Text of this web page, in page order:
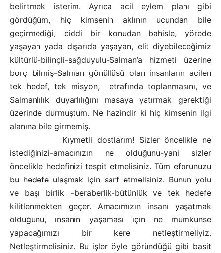
belirtmek isterim. Ayrıca acil eylem planı gibi
gördüğüm, hiç kimsenin aklının ucundan bile
geçirmediği, ciddi bir konudan bahisle, yörede
yaşayan yada dışarıda yaşayan, elit diyebileceğimiz
kültürlü-bilinçli-sağduyulu-Salman’a hizmeti üzerine
borç bilmiş-Salman gönüllüsü olan insanların acilen
tek hedef, tek misyon,
etrafında toplanmasını, ve
Salmanlılık duyarlılığını masaya yatırmak gerektiği
üzerinde durmuştum. Ne hazindir ki hiç kimsenin ilgi
alanına bile girmemiş.
Kıymetli dostlarım! Sizler öncelikle ne
istediğinizi-amacınızın ne olduğunu-yani sizler
öncelikle hedefinizi tespit etmelisiniz. Tüm eforunuzu
bu hedefe ulaşmak için sarf etmelisiniz. Bunun yolu
ve başı birlik –beraberlik-bütünlük ve tek hedefe
kilitlenmekten geçer. Amacımızın insanı yaşatmak
olduğunu, insanın yaşaması için ne mümkünse
yapacağımızı bir kere netleştirmeliyiz.
Netleştirmelisiniz. Bu işler öyle göründüğü gibi basit